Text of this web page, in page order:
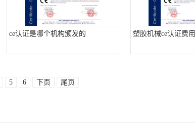
ce认证是哪个机构颁发的 塑胶机械ce认证费用
5 6 下页 尾页